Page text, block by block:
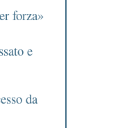
forza»
e
da